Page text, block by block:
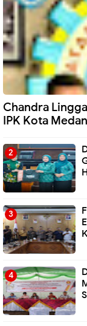
Chandra
IPK Kota